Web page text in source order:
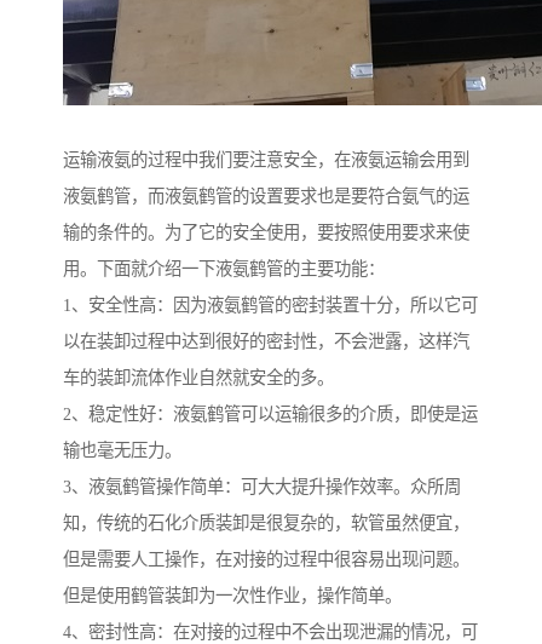
运输液氨的过程中我们要注意安全，在液氨运输会用到
液氨鹤管，而液氨鹤管的设置要求也是要符合氨气的运
输的条件的。为了它的安全使用，要按照使用要求来使
用。下面就介绍一下液氨鹤管的主要功能：
1、安全性高：因为液氨鹤管的密封装置十分，所以它可
以在装卸过程中达到很好的密封性，不会泄露，这样汽
车的装卸流体作业自然就安全的多。
2、稳定性好：液氨鹤管可以运输很多的介质，即使是运
输也毫无压力。
3、液氨鹤管操作简单：可大大提升操作效率。众所周
知，传统的石化介质装卸是很复杂的，软管虽然便宜，
但是需要人工操作，在对接的过程中很容易出现问题。
但是使用鹤管装卸为一次性作业，操作简单。
4、密封性高：在对接的过程中不会出现泄漏的情况，可